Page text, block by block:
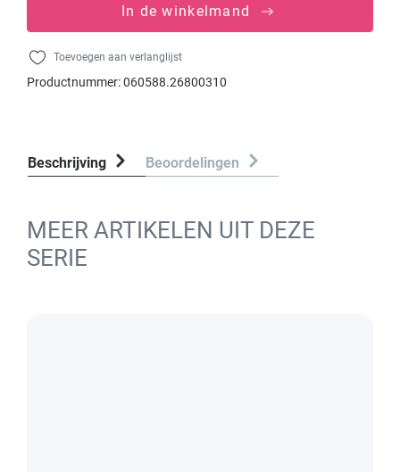
In de winkelmand
Toevoegen aan verlanglijst
Productnummer:060588.26800310
Beschrijving Beoordelingen
MEER ARTIKELEN UIT DEZE
SERIE